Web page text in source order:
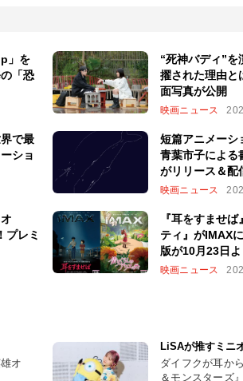
」を
「恐
“死神バディ”
擢された理由と
面写真が公開
映画ニュース
で最
ショ
短篇アニメーシ
青葉市子による
がリリース＆配
映画ニュース
プレミ
『耳をすませ
ティ』がIMAX
版が10月23日
映画ニュース
オ
LiSAが推すミニ
ダイフクが耳か
＆モンスターズ